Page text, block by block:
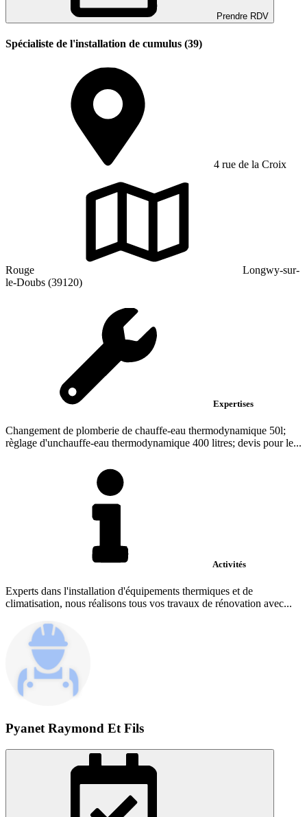
Prendre RDV
Spécialiste de l'installation de cumulus (39)
4 rue de la Croix
Rouge
Longwy-sur-
le-Doubs (39120)
Expertises
Changement de plomberie de chauffe-eau thermodynamique 50l;
règlage d'unchauffe-eau thermodynamique 400 litres; devis pour le...
Activités
Experts dans l'installation d'équipements thermiques et de
climatisation, nous réalisons tous vos travaux de rénovation avec...
Pyanet Raymond Et Fils